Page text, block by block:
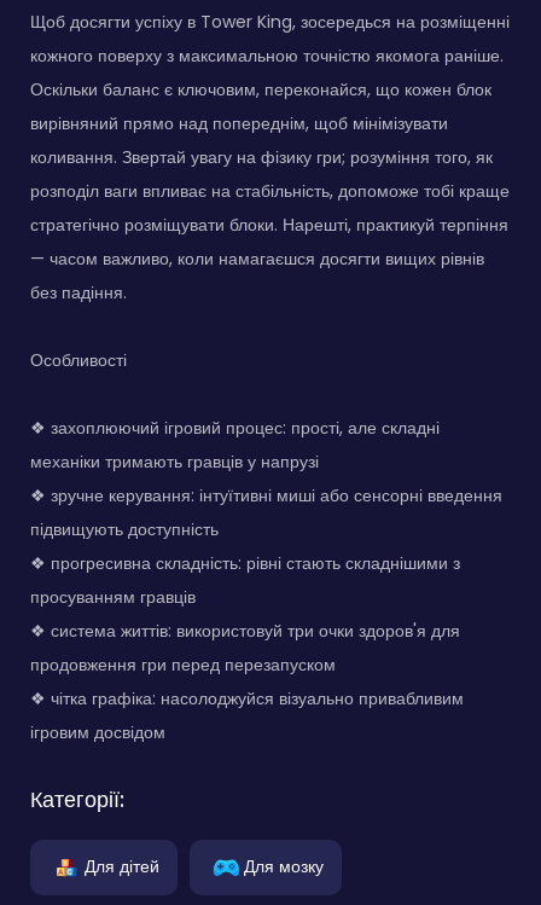
Щоб досягти успіху в Tower King, зосередься на розміщенні
кожного поверху з максимальною точністю якомога раніше.
Оскільки баланс є ключовим, переконайся, що кожен блок
вирівняний прямо над попереднім, щоб мінімізувати
коливання. Звертай увагу на фізику гри; розуміння того, як
розподіл ваги впливає на стабільність, допоможе тобі краще
стратегічно розміщувати блоки. Нарешті, практикуй терпіння
— часом важливо, коли намагаєшся досягти вищих рівнів
без падіння.
Особливості
❖ захоплюючий ігровий процес: прості, але складні
механіки тримають гравців у напрузі
❖ зручне керування: інтуїтивні миші або сенсорні введення
підвищують доступність
❖ прогресивна складність: рівні стають складнішими з
просуванням гравців
❖ система життів: використовуй три очки здоров'я для
продовження гри перед перезапуском
❖ чітка графіка: насолоджуйся візуально привабливим
ігровим досвідом
Категорії:
Для дітей Для мозку